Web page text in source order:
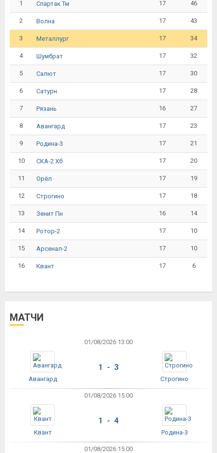
1 Спартак Тм 17 46
2 Волна 17 43
3 Металлург 17 34
4 Шумбрат 17 32
5 Салют 17 30
6 Сатурн 17 28
7 Рязань 16 27
8 Авангард 17 23
9 Родина-3 17 21
10 СКА-2 Хб 17 20
11 Орёл 17 19
12 Строгино 17 18
13 Зенит Пн 16 14
14 Ротор-2 17 10
15 Арсенал-2 17 10
16 Квант 17 6
МАТЧИ
01/08/2026 13:00
Авангард
1 - 3
Строгино
01/08/2026 15:00
Квант
1 - 4
Родина-3
01/08/2026 15:00